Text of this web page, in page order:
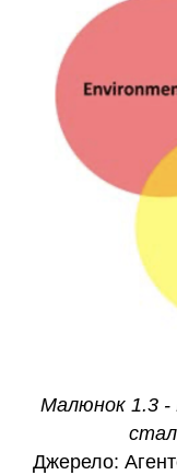
Малюнок 1.3 -
Джерело: